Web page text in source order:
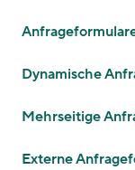
Dynamische
Mehrseitige
Externe